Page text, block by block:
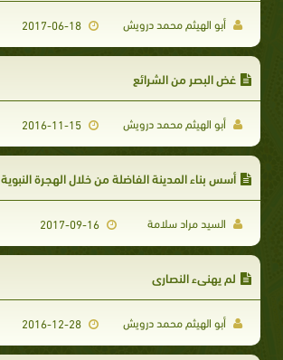
أبو الهيثم محمد درويش 2017-06-18
غض البصر من الشرائع
أبو الهيثم محمد درويش 2016-11-15
أسس بناء المدينة الفاضلة من خلال الهجرة النبوية
السيد مراد سلامة 2017-09-16
لم يهنىء النصارى
أبو الهيثم محمد درويش 2016-12-28